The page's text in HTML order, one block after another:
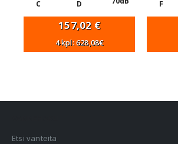
C D
157,02 €
4 kpl: 628,08€
F
Etsi vanteita